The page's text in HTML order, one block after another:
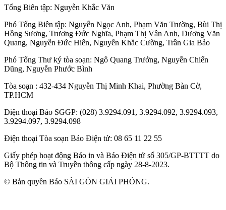
Tổng Biên tập: Nguyễn Khắc Văn
Phó Tổng Biên tập: Nguyễn Ngọc Anh, Phạm Văn Trường, Bùi Thị
Hồng Sương, Trương Đức Nghĩa, Phạm Thị Vân Anh, Dương Văn
Quang, Nguyễn Đức Hiển, Nguyễn Khắc Cường, Trần Gia Bảo
Phó Tổng Thư ký tòa soạn: Ngô Quang Trưởng, Nguyễn Chiến
Dũng, Nguyễn Phước Bình
Tòa soạn : 432-434 Nguyễn Thị Minh Khai, Phường Bàn Cờ,
TP.HCM
Điện thoại Báo SGGP: (028) 3.9294.091, 3.9294.092, 3.9294.093,
3.9294.097, 3.9294.098
Điện thoại Tòa soạn Báo Điện tử: 08 65 11 22 55
Giấy phép hoạt động Báo in và Báo Điện tử số 305/GP-BTTTT do
Bộ Thông tin và Truyền thông cấp ngày 28-8-2023.
© Bản quyền Báo SÀI GÒN GIẢI PHÓNG.